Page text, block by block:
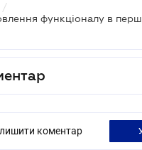
/
коментар